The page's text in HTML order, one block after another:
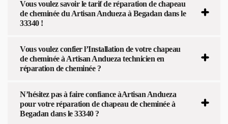
Vous voulez savoir le tarif de réparation de chapeau
de cheminée du Artisan Andueza à Begadan dans le
33340 !
Vous voulez confier l’Installation de votre chapeau
de cheminée à Artisan Andueza technicien en
réparation de cheminée ?
N’hésitez pas à faire confiance àArtisan Andueza
pour votre réparation de chapeau de cheminée à
Begadan dans le 33340 ?